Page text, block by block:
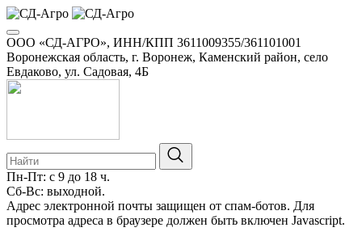
ООО «СД-АГРО», ИНН/КПП 3611009355/361101001
Воронежская область, г. Воронеж, Каменский район, село
Евдаково, ул. Садовая, 4Б
Пн-Пт: с 9 до 18 ч.
Сб-Вс: выходной.
8-800-100-34-01
Адрес электронной почты защищен от спам-ботов. Для